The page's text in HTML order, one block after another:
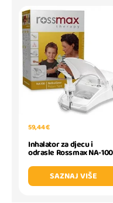
59,44 €
Inhalator za djecu i
odrasle Rossmax NA-100
SAZNAJ VIŠE